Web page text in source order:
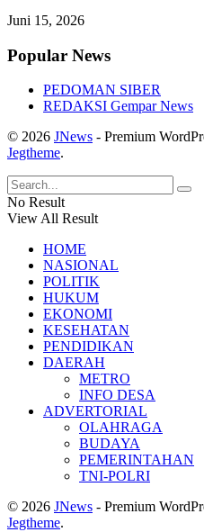
Juni 15, 2026
Popular News
PEDOMAN SIBER
REDAKSI Gempar News
© 2026 JNews - Premium
Jegtheme.
No Result
View All Result
HOME
NASIONAL
POLITIK
HUKUM
EKONOMI
KESEHATAN
PENDIDIKAN
DAERAH
METRO
INFO DESA
ADVERTORIAL
OLAHRAGA
BUDAYA
PEMERINTAHAN
TNI-POLRI
© 2026 JNews - Premium
Jegtheme.